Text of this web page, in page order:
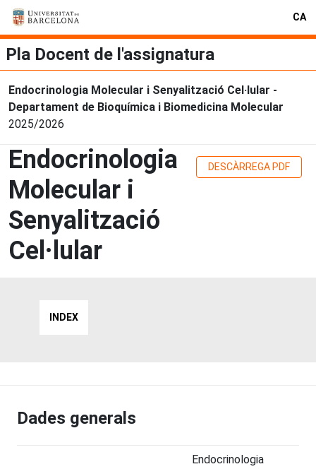
CA
Pla Docent de l'assignatura
Endocrinologia Molecular i Senyalització Cel·lular -
Departament de Bioquímica i Biomedicina Molecular
2025/2026
Endocrinologia
Molecular i
Senyalització
Cel·lular
DESCÀRREGA PDF
INDEX
Dades generals
Endocrinologia